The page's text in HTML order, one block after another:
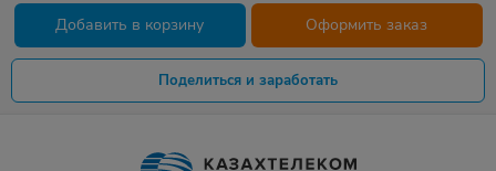
Добавить в корзину Оформить заказ
Поделиться и заработать